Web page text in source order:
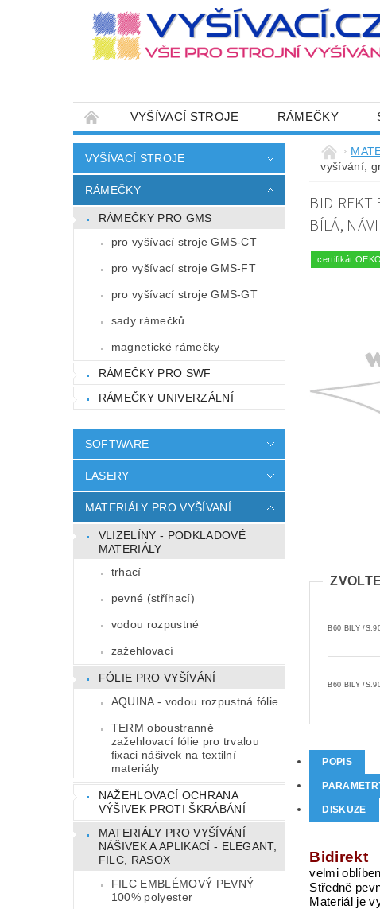
VYŠÍVACÍ STROJE RÁMEČKY
JEHLY SADY NITÍ A STARTOVACÍ SETY
HOT-FIX APLIKACE ZAKÁZKOVÁ VÝROBA,
CENÍK DOPRAVY (NÁKLADŮ EXPEDICE)
ZÁSADY OCHRANY OSOBNÍCH ÚDAJŮ
VYŠÍVACÍ STROJE
RÁMEČKY
RÁMEČKY PRO GMS
pro vyšívací stroje GMS-CT
pro vyšívací stroje GMS-FT
pro vyšívací stroje GMS-GT
sady rámečků
magnetické rámečky
RÁMEČKY PRO SWF
RÁMEČKY UNIVERZÁLNÍ
SOFTWARE
LASERY
MATERIÁLY PRO VYŠÍVANÍ
VLIZELÍNY - PODKLADOVÉ
MATERIÁLY
trhací
pevné (stříhací)
vodou rozpustné
zažehlovací
FÓLIE PRO VYŠÍVÁNÍ
AQUINA - vodou rozpustná fólie
TERM oboustranně
zažehlovací fólie pro trvalou
fixaci nášivek na textilní
materiály
NAŽEHLOVACÍ OCHRANA
VÝŠIVEK PROTI ŠKRÁBÁNÍ
MATERIÁLY PRO VYŠÍVÁNÍ
NÁŠIVEK A APLIKACÍ - ELEGANT,
FILC, RASOX
FILC EMBLÉMOVÝ PEVNÝ
100% polyester
vyšívání,
BIDIREKT
BÍLÁ,
certifikát
B60 BILY /
B60 BILY /
POPIS
DISKUZE
Bidirekt
velmi
Středně
Materiál je